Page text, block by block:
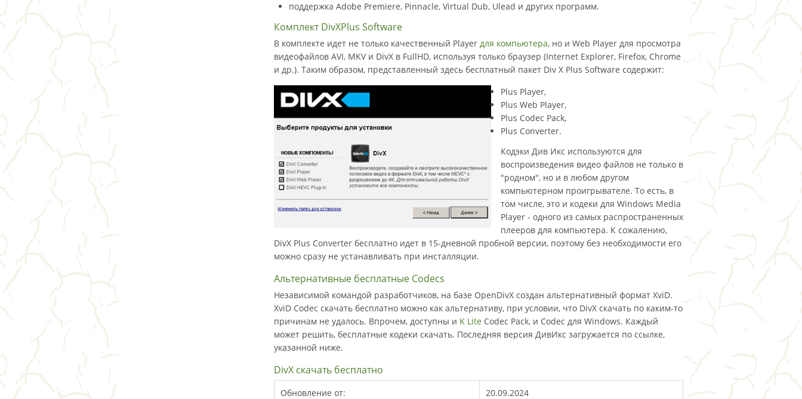
поддержка Adobe Premiere, Pinnacle, Virtual Dub, Ulead и других программ.
Комплект DivXPlus Software
В комплекте идет не только качественный Player для компьютера, но и Web Player для просмотра
видеофайлов AVI, MKV и DivX в FullHD, используя только браузер (Internet Explorer, Firefox, Chrome
и др.). Таким образом, представленный здесь бесплатный пакет Div X Plus Software содержит:
Plus Player,
Plus Web Player,
Plus Codec Pack,
Plus Converter.
Кодэки Див Икс используются для
воспроизведения видео файлов не только в
"родном", но и в любом другом
компьютерном проигрывателе. То есть, в
том числе, это и кодеки для Windows Media
Player - одного из самых распространенных
плееров для компьютера. К сожалению,
DivX Plus Converter бесплатно идет в 15-дневной пробной версии, поэтому без необходимости его
можно сразу не устанавливать при инсталляции.
Альтернативные бесплатные Codecs
Независимой командой разработчиков, на базе OpenDivX создан альтернативный формат XviD.
XviD Codec скачать бесплатно можно как альтернативу, при условии, что DivX скачать по каким-то
причинам не удалось. Впрочем, доступны и K Lite Codec Pack, и Codec для Windows. Каждый
может решить, бесплатные кодеки скачать. Последняя версия ДивИкс загружается по ссылке,
указанной ниже.
DivX скачать бесплатно
Обновление от: 20.09.2024